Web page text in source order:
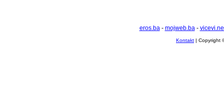
eros.ba- mojweb.ba-
Kontakt | Copyright